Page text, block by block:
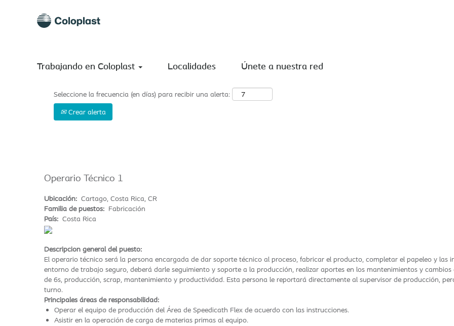
Trabajando en Coloplast Localidades Únete a nuestra red
Buscar por palabra clave
Seleccione la frecuencia (en días) para recibir una alerta:
Crear alerta
Operario Técnico 1
Ubicación: Cartago, Costa Rica, CR
Familia de puestos: Fabricación
País: Costa Rica
Descripcion general del puesto:
El operario técnico será la persona encargada de dar soporte técnico al proceso, fabricar el producto, completar el papeleo y las
entorno de trabajo seguro, deberá darle seguimiento y soporte a la producción, realizar aportes en los mantenimientos y
de 6s, producción, scrap, mantenimiento y productividad. Esta persona le reportará directamente al supervisor de producción,
turno.
Principales áreas de responsabilidad:
Operar el equipo de producción del Área de Speedicath Flex de acuerdo con las instrucciones.
Asistir en la operación de carga de materias primas al equipo.